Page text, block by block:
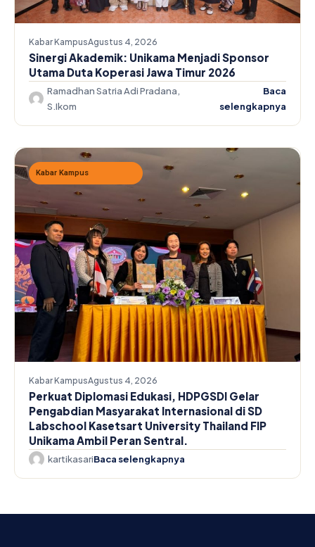
Kabar KampusAgustus 4, 2026
Sinergi Akademik: Unikama Menjadi Sponsor
Utama Duta Koperasi Jawa Timur 2026
Ramadhan Satria Adi Pradana,
S.Ikom
Baca
selengkapnya
Kabar Kampus
Kabar KampusAgustus 4, 2026
Perkuat Diplomasi Edukasi, HDPGSDI Gelar
Pengabdian Masyarakat Internasional di SD
Labschool Kasetsart University Thailand FIP
Unikama Ambil Peran Sentral.
kartikasariBaca selengkapnya